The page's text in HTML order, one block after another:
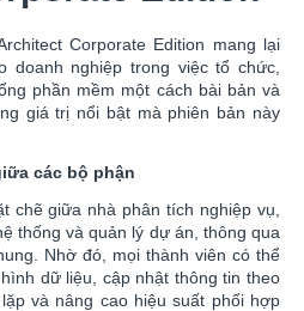
Corporate Edition mang lại
doanh nghiệp trong việc tổ chức,
phần mềm một cách bài bản và
giá trị nổi bật mà phiên bản này
các bộ phận
chẽ giữa nhà phân tích nghiệp vụ,
thống và quản lý dự án, thông qua
Nhờ đó, mọi thành viên có thể
dữ liệu, cập nhật thông tin theo
và nâng cao hiệu suất phối hợp